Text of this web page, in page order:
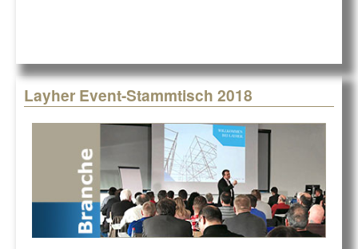
Layher Event-Stammtisch 2018